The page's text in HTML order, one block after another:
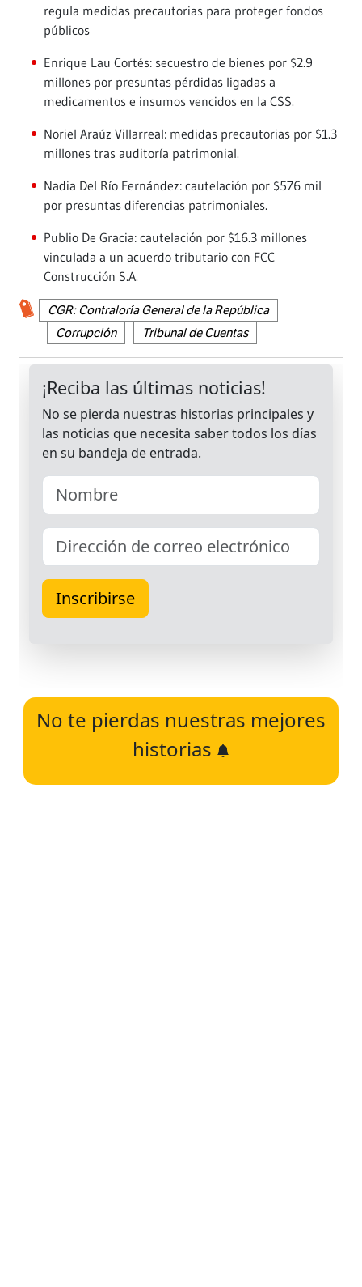
regula medidas precautorias para proteger fondos
públicos
Enrique Lau Cortés: secuestro de bienes por $2.9
millones por presuntas pérdidas ligadas a
medicamentos e insumos vencidos en la CSS.
Noriel Araúz Villarreal: medidas precautorias por $1.3
millones tras auditoría patrimonial.
Nadia Del Río Fernández: cautelación por $576 mil
por presuntas diferencias patrimoniales.
Publio De Gracia: cautelación por $16.3 millones
vinculada a un acuerdo tributario con FCC
Construcción S.A.
CGR: Contraloría General de la República
Corrupción
Tribunal de Cuentas
No te pierdas nuestras mejores
historias